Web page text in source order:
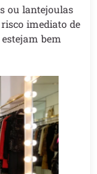
ou lantejoulas
imediato de
bem